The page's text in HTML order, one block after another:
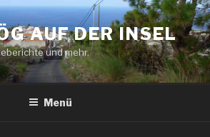
AUF DER INSEL
und mehr.
Menü